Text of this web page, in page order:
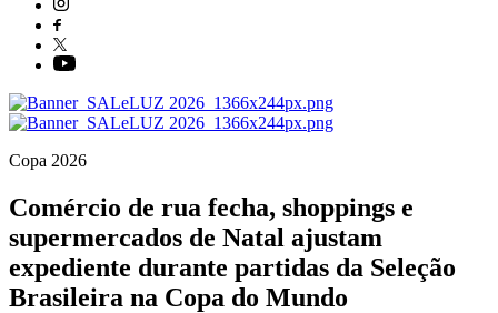
Copa 2026
Comércio de rua fecha, shoppings e
supermercados de Natal ajustam
expediente durante partidas da Seleção
Brasileira na Copa do Mundo